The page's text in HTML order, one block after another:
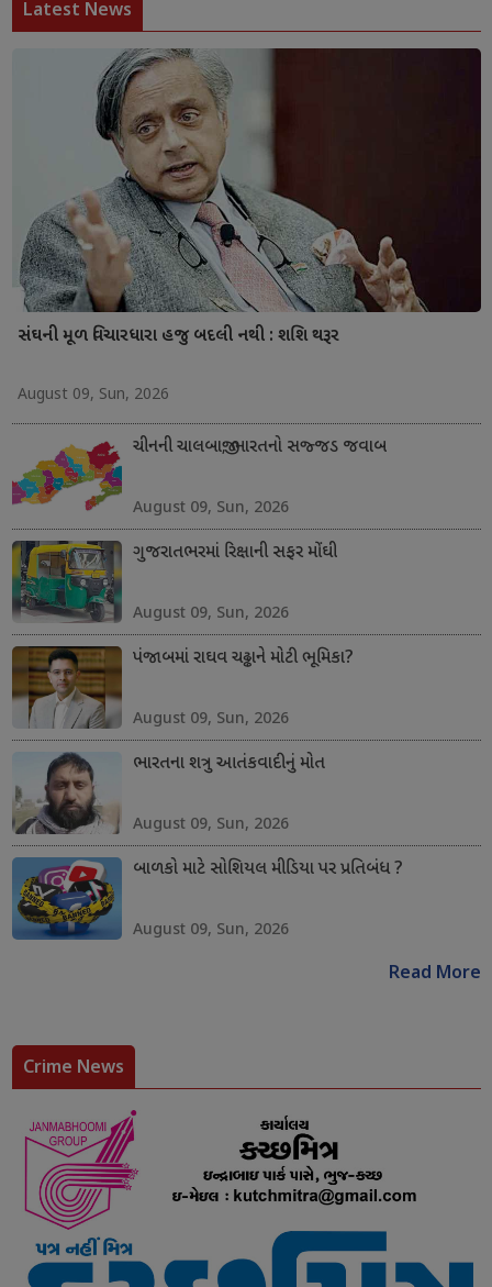
Latest News
સંઘની મૂળ વિચારધારા હજુ બદલી નથી : શશિ થરૂર
August 09, Sun, 2026
ચીનની ચાલબાજી; ભારતનો સજ્જડ જવાબ
August 09, Sun, 2026
ગુજરાતભરમાં રિક્ષાની સફર મોંઘી
August 09, Sun, 2026
પંજાબમાં રાઘવ ચઢ્ઢાને મોટી ભૂમિકા?
August 09, Sun, 2026
ભારતના શત્રુ આતંકવાદીનું મોત
August 09, Sun, 2026
બાળકો માટે સોશિયલ મીડિયા પર પ્રતિબંધ ?
August 09, Sun, 2026
Read More
Crime News